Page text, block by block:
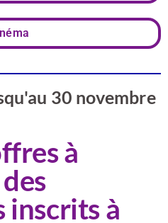
30 novembre
à
inscrits à